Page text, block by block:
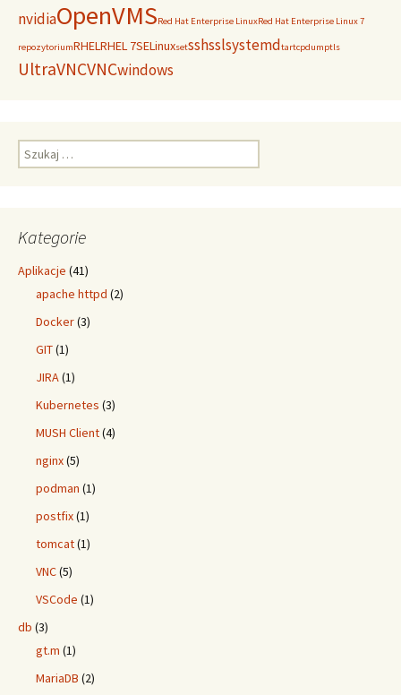
nvidiaOpenVMSRed Hat Enterprise LinuxRed Hat Enterprise Linux 7
repozytoriumRHELRHEL 7SELinuxsetsshsslsystemdtartcpdumptls
UltraVNCVNCwindows
Szukaj:
Kategorie
Aplikacje (41)
apache httpd (2)
Docker(3)
GIT(1)
JIRA(1)
Kubernetes (3)
MUSH Client(4)
nginx(5)
podman (1)
postfix(1)
tomcat(1)
VNC(5)
VSCode (1)
db (3)
gt.m (1)
MariaDB (2)